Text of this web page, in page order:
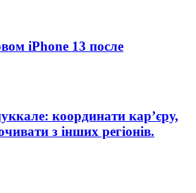
iPhone 13 после
координати кар’єру,
з інших регіонів.